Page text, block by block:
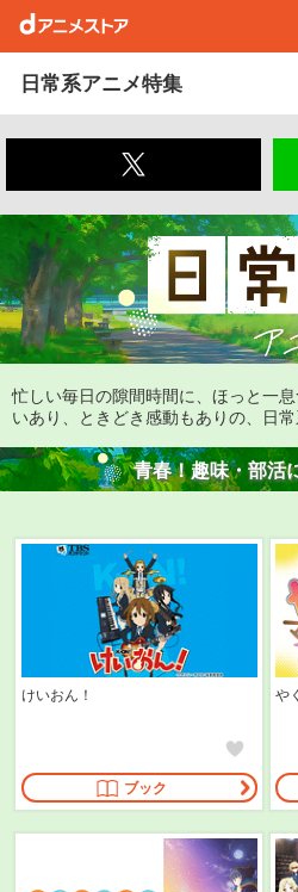
日常系アニメ特集
忙しい毎日の隙間時間に、ほっと一
いあり、ときどき感動もありの、日
青春！趣味・部活
けいおん！
ブック
や